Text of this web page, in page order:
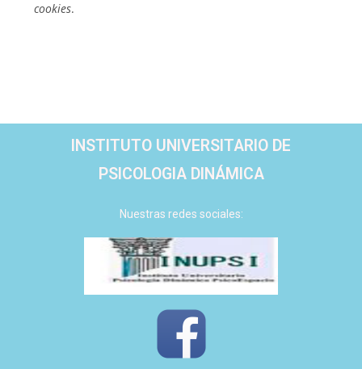
cookies.
INSTITUTO UNIVERSITARIO DE
PSICOLOGIA DINÁMICA
Nuestras redes sociales: